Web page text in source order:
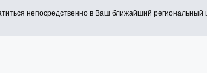
непосредственно в Ваш ближайший региональный